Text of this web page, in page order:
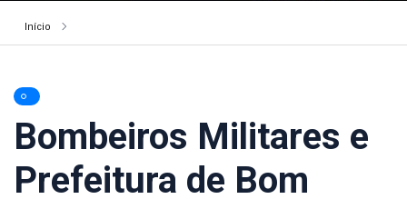
Início
Bombeiros Militares e
Prefeitura de Bom